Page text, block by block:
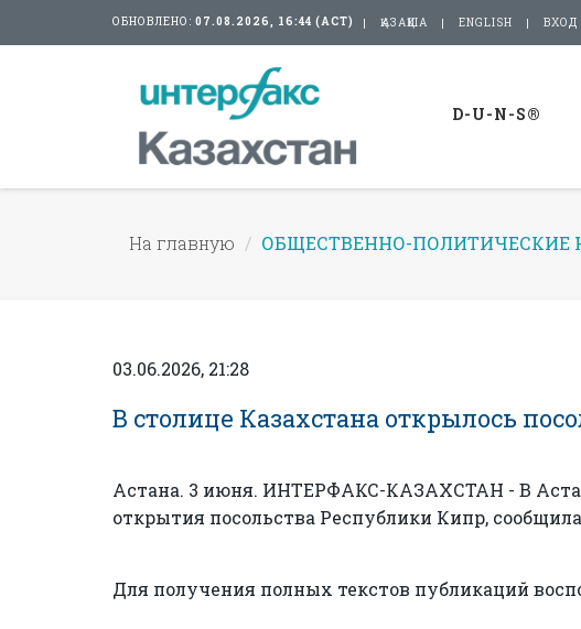
ОБНОВЛЕНО: 07.08.2026, 16:44 (АСТ) ҚАЗАҚША ENGLISH ВХОД
D-U-N-S®
На главную ОБЩЕСТВЕННО-ПОЛИТИЧЕСКИЕ
03.06.2026, 21:28
В столице Казахстана открылось
Астана. 3 июня. ИНТЕРФАКС-КАЗАХСТАН - В
открытия посольства Республики Кипр,
Для получения полных текстов публикаций